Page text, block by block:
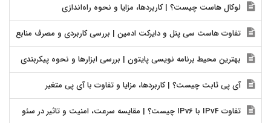
لوکال هاست چیست؟ | کاربردها، مزایا و نحوه راه‌اندازی
تفاوت هاست سی پنل و دایرکت ادمین | بررسی کاربردی و مصرف منابع
بهترین محیط برنامه نویسی پایتون | بررسی ابزارها و نحوه پیکربندی
آی پی ثابت چیست؟ | کاربردها، مزایا و تفاوت با آی پی متغیر
تفاوت IPv4 با IPv6 چیست؟ | مقایسه سرعت، امنیت و تاثیر در سئو